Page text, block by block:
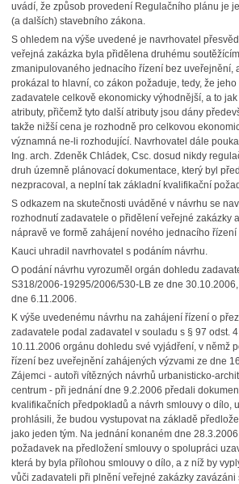
uvádí, že způsob provedení Regulačního plánu je
(a dalších) stavebního zákona.
S ohledem na výše uvedené je navrhovatel
veřejná zakázka byla přidělena druhému
zmanipulovaného jednacího řízení bez uveřejnění,
prokázal to hlavní, co zákon požaduje, tedy, že
zadavatele celkově ekonomicky výhodnější, a to
atributy, přičemž tyto další atributy jsou dány
takže nižší cena je rozhodně pro celkovou
významná ne-li rozhodující. Navrhovatel dále
Ing. arch. Zdeněk Chládek, Csc. dosud nikdy
druh územně plánovací dokumentace, který byl
nezpracoval, a neplní tak základní kvalifikační
S odkazem na skutečnosti uváděné v návrhu se
rozhodnutí zadavatele o přidělení veřejné zakázky
nápravě ve formě zahájení nového jednacího
Kauci uhradil navrhovatel s podáním návrhu.
O podání návrhu vyrozuměl orgán dohledu
S318/2006-19295/2006/530-LB ze dne
dne 6.11.2006.
K výše uvedenému návrhu na zahájení řízení o
zadavatele podal zadavatel v souladu s § 97 odst.
10.11.2006 orgánu dohledu své vyjádření, v němž
řízení bez uveřejnění zahájených výzvami ze dne
Zájemci - autoři vítězných návrhů urbanisticko-
centrum - při jednání dne 9.2.2006 předali
kvalifikačních předpokladů a návrh smlouvy o dílo,
prohlásili, že budou vystupovat na základě
jako jeden tým. Na jednání konaném dne
požadavek na předložení smlouvy o spolupráci
která by byla přílohou smlouvy o dílo, a z níž by
vůči zadavateli při plnění veřejné zakázky